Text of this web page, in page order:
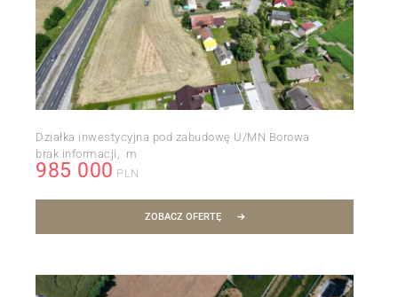
Działka inwestycyjna pod zabudowę U/MN Borowa
brak informacji
m
985 000 PLN
ZOBACZ OFERTĘ